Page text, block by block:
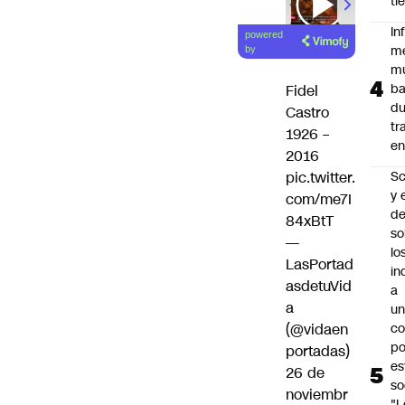
powered
by
Fidel
Castro
1926 –
2016
pic.twitter.
com/me7I
84xBtT
—
LasPortad
asdetuVid
a
(@vidaen
portadas)
26 de
noviembr
y
a